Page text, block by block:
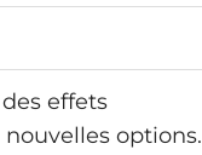
effets
options.